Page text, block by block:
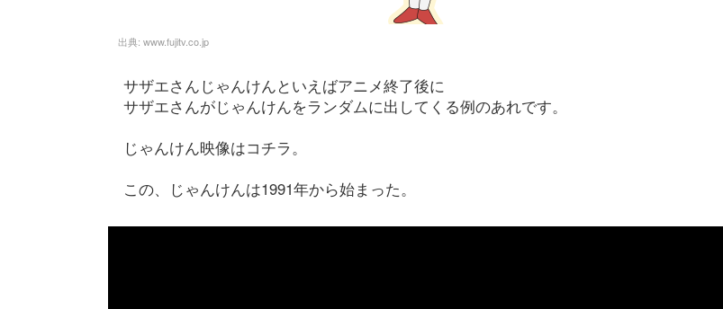
出典: www.fujitv.co.jp
サザエさんじゃんけんといえばアニメ終了後に
サザエさんがじゃんけんをランダムに出してくる例のあれです。
じゃんけん映像はコチラ。
この、じゃんけんは1991年から始まった。